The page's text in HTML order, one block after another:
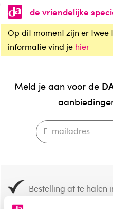
de vriendelijke
Op dit moment zijn er twee
informatie vind je hier
Meld je aan voor de
Bestelling af te halen